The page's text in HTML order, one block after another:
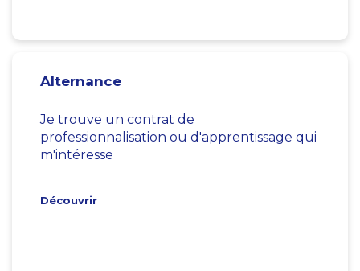
Alternance
Je trouve un contrat de
professionnalisation ou d'apprentissage qui
m'intéresse
Découvrir